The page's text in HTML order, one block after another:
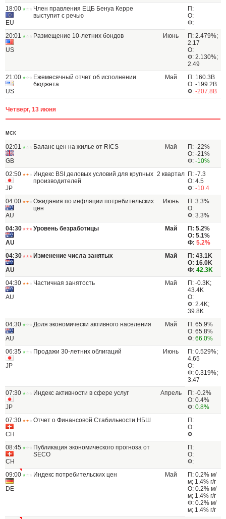
18:00
EU
Член правления ЕЦБ Бенуа Керре
выступит с речью
П:
О:
Ф:
20:01
US
Размещение 10-летних бондов Июнь
П: 2.479%;
2.17
О:
Ф: 2.130%;
2.49
21:00
US
Ежемесячный отчет об исполнении
бюджета
Май
П: 160.3B
О: -199.2B
Ф: -207.8B
Четверг, 13 июня
МСК
02:01
GB
Баланс цен на жилье от RICS Май
П: -22%
О: -21%
Ф: -10%
02:50
JP
Индекс BSI деловых условий для крупных
производителей
2 квартал П: -7.3
О: 4.5
Ф: -10.4
04:00
AU
Ожидания по инфляции потребительских
цен
Июнь
П: 3.3%
О:
Ф: 3.3%
04:30
AU
Уровень безработицы Май
П: 5.2%
О: 5.1%
Ф: 5.2%
04:30
AU
Изменение числа занятых Май
П: 43.1K
О: 16.0K
Ф: 42.3K
04:30
AU
Частичная занятость Май
П: -0.3K;
43.4K
О:
Ф: 2.4K;
39.8K
04:30
AU
Доля экономически активного населения Май
П: 65.9%
О: 65.8%
Ф: 66.0%
06:35
JP
Продажи 30-летних облигаций Июнь
П: 0.529%;
4.65
О:
Ф: 0.319%;
3.47
07:30
JP
Индекс активности в сфере услуг Апрель
П: -0.2%
О: 0.4%
Ф: 0.8%
07:30
CH
Отчет о Финансовой Стабильности НБШ
П:
О:
Ф:
08:45
CH
Публикация экономического прогноза от
SECO
П:
О:
Ф:
09:00
DE
Индекс потребительских цен Май
П: 0.2% м/
м; 1.4% г/г
О: 0.2% м/
м; 1.4% г/г
Ф: 0.2% м/
м; 1.4% г/г